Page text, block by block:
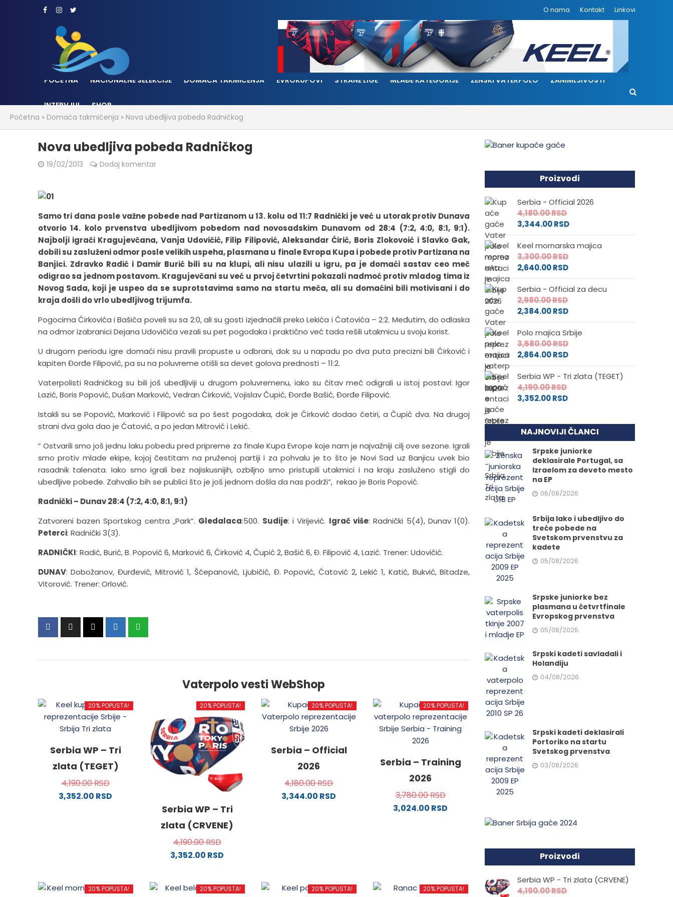
O nama Kontakt Linkovi
POČETNA NACIONALNE SELEKCIJE DOMAĆA TAKMIČENJA EVROKUPOVI STRANE LIGE MLAĐE KATEGORIJE ŽENSKI VATERPOLO ZANIMLJIVOSTI
INTERVJUI
SHOP
Početna » Domaća takmičenja » Nova ubedljiva pobeda Radničkog
Nova ubedljiva pobeda Radničkog
19/02/2013 Dodaj komentar
Samo tri dana posle važne pobede nad Partizanom u 13. kolu od 11:7 Radnički je već u utorak protiv Dunava
otvorio 14. kolo prvenstva ubedljivom pobedom nad novosadskim Dunavom od 28:4 (7:2, 4:0, 8:1, 9:1).
Najbolji igrači Kragujevčana, Vanja Udovičić, Filip Filipović, Aleksandar Ćirić, Boris Zlokovoić i Slavko Gak,
dobili su zasluženi odmor posle velikih uspeha, plasmana u finale Evropa Kupa i pobede protiv Partizana na
Banjici. Zdravko Radić i Damir Burić bili su na klupi, ali nisu ulazili u igru, pa je domaći sastav ceo meč
odigrao sa jednom postavom. Kragujevčani su već u prvoj četvrtini pokazali nadmoć protiv mladog tima iz
Novog Sada, koji je uspeo da se suprotstavima samo na startu meča, ali su domaćini bili motivisani i do
kraja došli do vrlo ubedljivog trijumfa.
Pogocima Ćirkovića i Bašića poveli su sa 2:0, ali su gosti izjednačili preko Lekića i Ćatovića – 2:2. Međutim, do odlaska
na odmor izabranici Dejana Udovičića vezali su pet pogodaka i praktično već tada rešili utakmicu u svoju korist.
U drugom periodu igre domaći nisu pravili propuste u odbrani, dok su u napadu po dva puta precizni bili Ćirković i
kapiten Đorđe Filipović, pa su na poluvreme otišli sa devet golova prednosti – 11:2.
Vaterpolisti Radničkog su bili još ubedljiviji u drugom poluvremenu, iako su čitav meč odigrali u istoj postavi: Igor
Lazić, Boris Popović, Dušan Marković, Vedran Ćirković, Vojislav Čupić, Đorđe Bašić, Đorđe Filipović.
Istakli su se Popović, Marković i Filipović sa po šest pogodaka, dok je Ćirković dodao četiri, a Čupić dva. Na drugoj
strani dva gola dao je Ćatović, a po jedan Mitrović i Lekić.
” Ostvarili smo još jednu laku pobedu pred pripreme za finale Kupa Evrope koje nam je najvažniji cilj ove sezone. Igrali
smo protiv mlade ekipe, kojoj čestitam na pruženoj partiji i za pohvalu je to što je Novi Sad uz Banjicu uvek bio
rasadnik talenata. Iako smo igrali bez najiskusnijih, ozbiljno smo pristupili utakmici i na kraju zasluženo stigli do
ubedljive pobede. Zahvalio bih se publici što je još jednom došla da nas podrži”, rekao je Boris Popović.
Radnički – Dunav 28:4 (7:2, 4:0, 8:1, 9:1)
Zatvoreni bazen Sportskog centra „Park“. Gledalaca:500. Sudije: i Virijević. Igrač više: Radnički 5(4), Dunav 1(0).
Peterci: Radnički 3(3).
RADNIČKI: Radić, Burić, B. Popović 6, Marković 6, Ćirković 4, Čupić 2, Bašić 6, Đ. Filipović 4, Lazić. Trener: Udovičić.
DUNAV: Dobožanov, Đurđević, Mitrović 1, Šćepanović, Ljubičić, Đ. Popović, Ćatović 2, Lekić 1, Katić, Bukvić, Bitadze,
Vitorović. Trener: Orlović.
Vaterpolo vesti WebShop
20% POPUSTA!
Serbia WP – Tri
zlata (TEGET)
4,190.00RSD
3,352.00 RSD
biti
20% POPUSTA!
Serbia WP – Tri
zlata (CRVENE)
4,190.00RSD
3,352.00 RSD
ima
20% POPUSTA!
Serbia – Official
2026
4,180.00RSD
3,344.00 RSD
biti
20% POPUSTA!
Serbia – Training
2026
3,780.00RSD
3,024.00 RSD
mogu
20% POPUSTA! 20% POPUSTA! 20% POPUSTA! 20% POPUSTA!
Proizvodi
Serbia - Official 2026
4,180.00RSD
3,344.00RSD
Keel mornarska majica
3,300.00RSD
2,640.00RSD
Serbia - Official za decu
2,980.00RSD
2,384.00RSD
Polo majica Srbije
3,580.00RSD
2,864.00RSD
Serbia WP - Tri zlata (TEGET)
4,190.00RSD
3,352.00RSD
NAJNOVIJI ČLANCI
Srpske juniorke
deklasirale Portugal, sa
Izraelom za deveto mesto
na EP
06/08/2026
Srbija lako i ubedljivo do
treće pobede na
Svetskom prvenstvu za
kadete
05/08/2026
Srpske juniorke bez
plasmana u četvrtfinale
Evropskog prvenstva
05/08/2026
Srpski kadeti savladali i
Holandiju
04/08/2026
Srpski kadeti deklasirali
Portoriko na startu
Svetskog prvenstva
03/08/2026
Proizvodi
Serbia WP - Tri zlata (CRVENE)
4,190.00RSD